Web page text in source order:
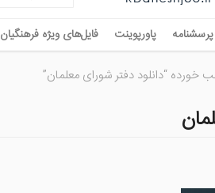
پرسشنامه پاورپوینت فایل‌های ویژه فرهنگیان
“دانلود دفتر شورای معلمان”